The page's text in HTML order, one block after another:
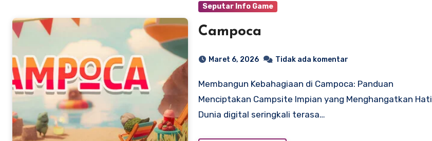
Seputar Info Game
Campoca
Maret 6, 2026 Tidak ada komentar
Membangun Kebahagiaan di Campoca: Panduan
Menciptakan Campsite Impian yang Menghangatkan Hati
Dunia digital seringkali terasa…